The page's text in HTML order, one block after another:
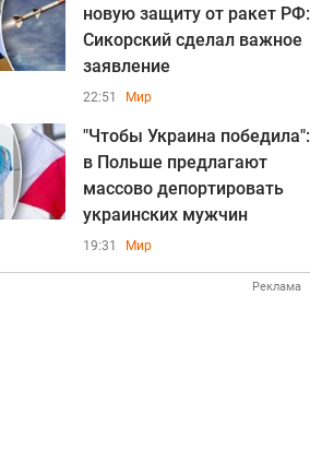
новую защиту от ракет РФ:
Сикорский сделал важное
заявление
22:51 Мир
"Чтобы Украина победила":
в Польше предлагают
массово депортировать
украинских мужчин
19:31 Мир
Реклама